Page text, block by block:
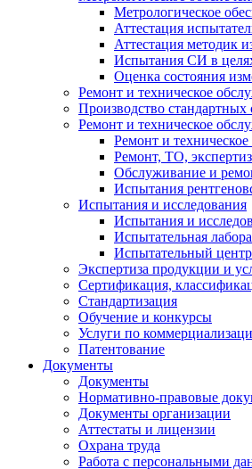
Метрологическое
Аттестация
Аттестация методик
Испытания СИ в
Оценка состояния
Ремонт и техническое
Производство стандартных
Ремонт и техническое
Ремонт и
Ремонт, ТО,
Обслуживание и
Испытания
Испытания и исследования
Испытания и
Испытательная
Испытательный центр
Экспертиза продукции и
Сертификация,
Стандартизация
Обучение и конкурсы
Услуги по
Патентование
Документы
Документы
Нормативно-правовые
Документы организации
Аттестаты и лицензии
Охрана труда
Работа с персональными